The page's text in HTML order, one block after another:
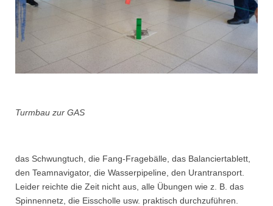
Turmbau zur GAS
das Schwungtuch, die Fang-Fragebälle, das Balanciertablett,
den Teamnavigator, die Wasserpipeline, den Urantransport.
Leider reichte die Zeit nicht aus, alle Übungen wie z. B. das
Spinnennetz, die Eisscholle usw. praktisch durchzuführen.